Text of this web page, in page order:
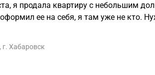
я продала квартиру с небольшим
ее на себя, я там уже не кто.
Хабаровск